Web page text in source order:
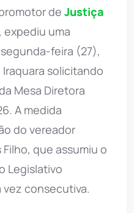
de Justiça
expediu uma
feira (27),
solicitando
Mesa Diretora
A medida
do vereador
que assumiu o
Legislativo
consecutiva.